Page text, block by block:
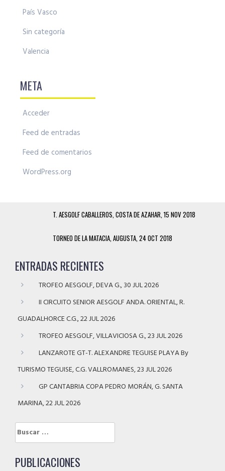
País Vasco
Sin categoría
Valencia
META
Acceder
Feed de entradas
Feed de comentarios
WordPress.org
T. AESGOLF CABALLEROS, COSTA DE AZAHAR, 15 NOV 2018
TORNEO DE LA MATACIA, AUGUSTA, 24 OCT 2018
ENTRADAS RECIENTES
TROFEO AESGOLF, DEVA G., 30 JUL 2026
II CIRCUITO SENIOR AESGOLF ANDA. ORIENTAL, R.
GUADALHORCE C.G., 22 JUL 2026
TROFEO AESGOLF, VILLAVICIOSA G., 23 JUL 2026
LANZAROTE GT-T. ALEXANDRE TEGUISE PLAYA By
TURISMO TEGUISE, C.G. VALLROMANES, 23 JUL 2026
GP CANTABRIA COPA PEDRO MORÁN, G. SANTA
MARINA, 22 JUL 2026
Buscar:
PUBLICACIONES